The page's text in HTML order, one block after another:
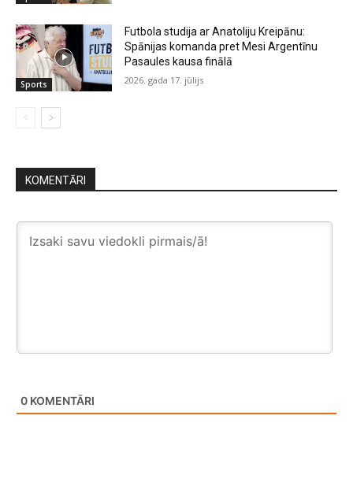
Sports
Futbola studija ar Anatoliju Kreipānu:
Spānijas komanda pret Mesi Argentīnu
Pasaules kausa finālā
2026. gada 17. jūlijs
KOMENTĀRI
0 KOMENTĀRI